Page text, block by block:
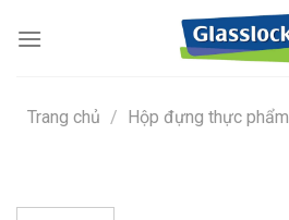
Trang chủ / Hộp đựng thực phẩm